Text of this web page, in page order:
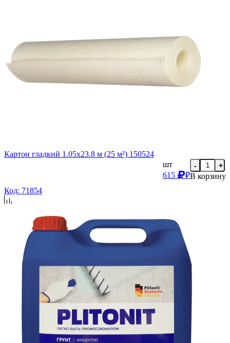
Картон гладкий 1.05х23.8 м (25 м²) 150524
шт
615
₽
- +
В корзину
Код: 71854